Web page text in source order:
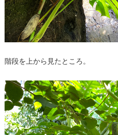
階段を上から見たところ。